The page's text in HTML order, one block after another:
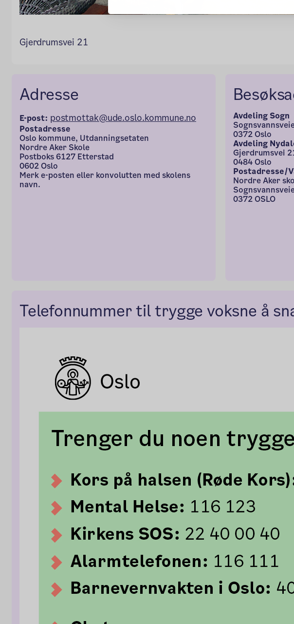
Gjerdrumsvei 21
Adresse
E-post: postmottak@ude.oslo.kommune.no
Postadresse
Oslo kommune, Utdanningsetaten
Nordre Aker Skole
Postboks 6127 Etterstad
0602 Oslo
Merk e-posten eller konvolutten med skolens
navn.
Avdeling Sogn
0372 Oslo
Avdeling
Gjerdrumsvei
0484 Oslo
Postadresse/
Nordre Aker
0372 OSLO
Telefonnummer til trygge voksne å